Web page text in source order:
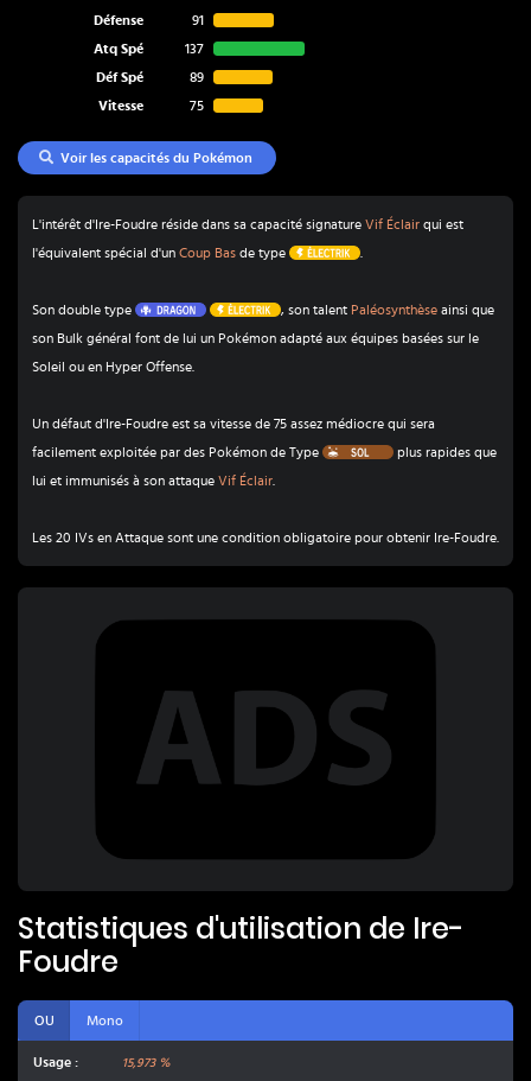
Défense
91
Atq Spé
137
Déf Spé
89
Vitesse
75
Voir les capacités du Pokémon
L'intérêt d'Ire-Foudre réside dans sa capacité signature Vif Éclair qui est
l'équivalent spécial d'un Coup Bas de type Électrik
Son double type Dragon Électrik
, son talent Paléosynthèse ainsi que
son Bulk général font de lui un Pokémon adapté aux équipes basées sur le
Soleil ou en Hyper Offense.
Un défaut d'Ire-Foudre est sa vitesse de 75 assez médiocre qui sera
facilement exploitée par des Pokémon de Type
Sol
plus rapides que
lui et immunisés à son attaque Vif Éclair
Les 20 IVs en Attaque sont une condition obligatoire pour obtenir Ire-Foudre.
Statistiques d'utilisation de Ire-
Foudre
OU Mono
Usage : 15,973 %